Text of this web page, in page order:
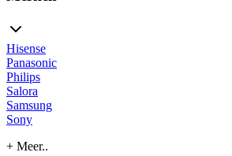
Hisense
Panasonic
Philips
Salora
Samsung
Sony
+ Meer..